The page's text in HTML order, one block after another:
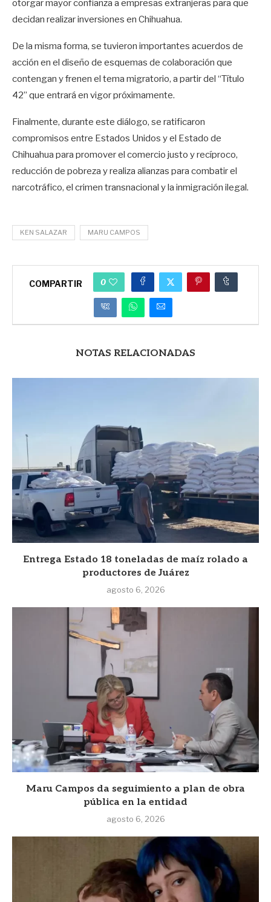
otorgar mayor confianza a empresas extranjeras para que
decidan realizar inversiones en Chihuahua.
De la misma forma, se tuvieron importantes acuerdos de
acción en el diseño de esquemas de colaboración que
contengan y frenen el tema migratorio, a partir del “Título
42” que entrará en vigor próximamente.
Finalmente, durante este diálogo, se ratificaron
compromisos entre Estados Unidos y el Estado de
Chihuahua para promover el comercio justo y recíproco,
reducción de pobreza y realiza alianzas para combatir el
narcotráfico, el crimen transnacional y la inmigración ilegal.
KEN SALAZAR MARU CAMPOS
COMPARTIR 0
NOTAS RELACIONADAS
Entrega Estado 18 toneladas de maíz rolado a
productores de Juárez
agosto 6, 2026
Maru Campos da seguimiento a plan de obra
pública en la entidad
agosto 6, 2026